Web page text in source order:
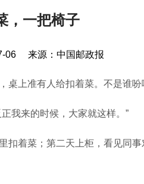
，一把椅子
06 来源： 中国邮政报
上准有人给扣着菜。不是谁吩
我来的时候，大家就这样。”
着菜；第二天上柜，看见同事